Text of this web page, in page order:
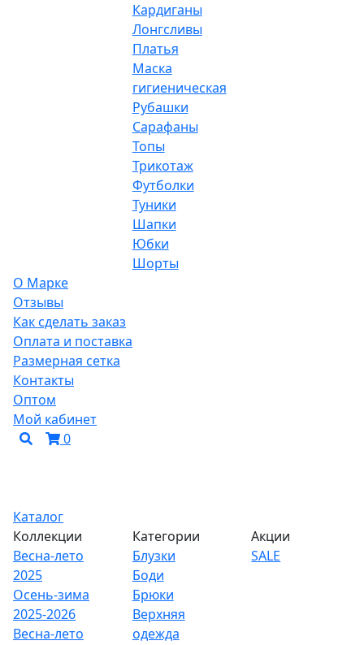
Кардиганы
Лонгсливы
Платья
Маска
гигиеническая
Рубашки
Сарафаны
Топы
Трикотаж
Футболки
Туники
Шапки
Юбки
Шорты
О Марке
Отзывы
Как сделать заказ
Оплата и поставка
Размерная сетка
Контакты
Оптом
Мой кабинет
0
Каталог
Коллекции
Весна-лето
2025
Осень-зима
2025-2026
Весна-лето
Категории
Блузки
Боди
Брюки
Верхняя
одежда
Акции
SALE